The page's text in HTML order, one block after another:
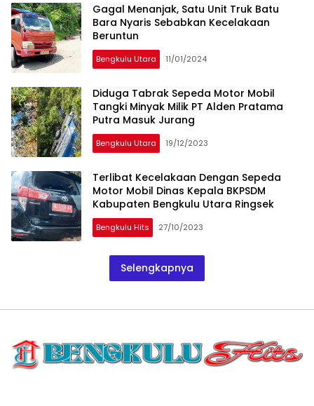
Gagal Menanjak, Satu Unit Truk Batu
Bara Nyaris Sebabkan Kecelakaan
Beruntun
Bengkulu Utara 11/01/2024
Diduga Tabrak Sepeda Motor Mobil
Tangki Minyak Milik PT Alden Pratama
Putra Masuk Jurang
Bengkulu Utara 19/12/2023
Terlibat Kecelakaan Dengan Sepeda
Motor Mobil Dinas Kepala BKPSDM
Kabupaten Bengkulu Utara Ringsek
Bengkulu Hits 27/10/2023
Selengkapnya